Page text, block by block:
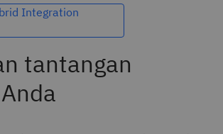
Integration
tantangan